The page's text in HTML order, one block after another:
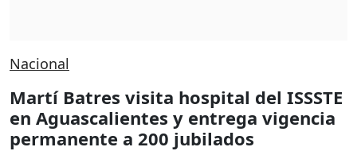
Nacional
Martí Batres visita hospital del ISSSTE
en Aguascalientes y entrega vigencia
permanente a 200 jubilados